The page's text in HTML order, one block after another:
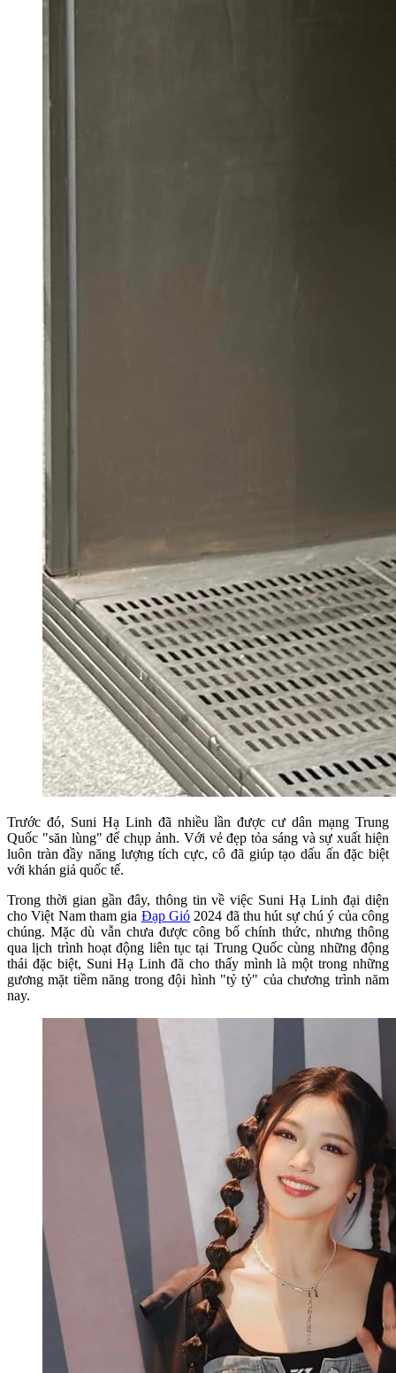
Trước đó, Suni Hạ Linh đã nhiều lần được cư dân mạng Trung
Quốc "săn lùng" để chụp ảnh. Với vẻ đẹp tỏa sáng và sự xuất hiện
luôn tràn đầy năng lượng tích cực, cô đã giúp tạo dấu ấn đặc biệt
với khán giả quốc tế.
Trong thời gian gần đây, thông tin về việc Suni Hạ Linh đại diện
cho Việt Nam tham gia Đạp Gió 2024 đã thu hút sự chú ý của công
chúng. Mặc dù vẫn chưa được công bố chính thức, nhưng thông
qua lịch trình hoạt động liên tục tại Trung Quốc cùng những động
thái đặc biệt, Suni Hạ Linh đã cho thấy mình là một trong những
gương mặt tiềm năng trong đội hình "tỷ tỷ" của chương trình năm
nay.